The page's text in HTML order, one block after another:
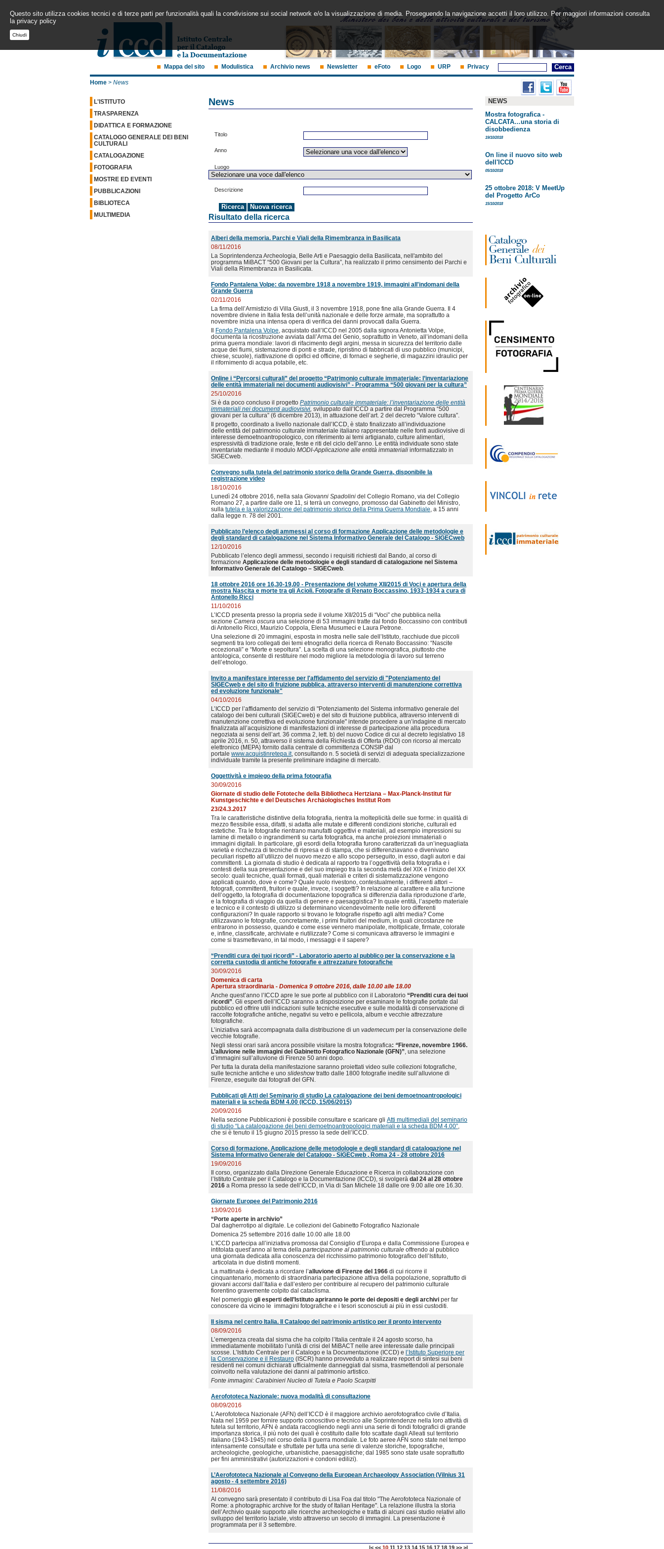
Questo sito utilizza cookies tecnici e di terze parti per funzionalità quali la condivisione sui social network e/o la visualizzazione di media. Proseguendo la navigazione accetti il loro utilizzo. Per maggiori informazioni consulta
la privacy policy
Chiudi
Mappa del sito Modulistica Archivio news Newsletter eFoto Logo URP Privacy
Home > News
L'ISTITUTO
TRASPARENZA
DIDATTICA E FORMAZIONE
CATALOGO GENERALE DEI BENI
CULTURALI
CATALOGAZIONE
FOTOGRAFIA
MOSTRE ED EVENTI
PUBBLICAZIONI
BIBLIOTECA
MULTIMEDIA
NEWS
Mostra fotografica -
CALCATA…una storia di
disobbedienza
19/10/2018
On line il nuovo sito web
dell'ICCD
05/10/2018
25 ottobre 2018: V MeetUp
del Progetto ArCo
15/10/2018
News
Titolo
Anno
Luogo
Descrizione
Risultato della ricerca
Alberi della memoria. Parchi e Viali della Rimembranza in Basilicata
08/11/2016
La Soprintendenza Archeologia, Belle Arti e Paesaggio della Basilicata, nell'ambito del
programma MiBACT “500 Giovani per la Cultura”, ha realizzato il primo censimento dei Parchi e
Viali della Rimembranza in Basilicata.
Fondo Pantalena Volpe: da novembre 1918 a novembre 1919, immagini all'indomani della
Grande Guerra
02/11/2016
La firma dell’Armistizio di Villa Giusti, il 3 novembre 1918, pone fine alla Grande Guerra. Il 4
novembre diviene in Italia festa dell’unità nazionale e delle forze armate, ma soprattutto a
novembre inizia una intensa opera di verifica dei danni provocati dalla Guerra.
Il Fondo Pantalena Volpe , acquistato dall’ICCD nel 2005 dalla signora Antonietta Volpe,
documenta la ricostruzione avviata dall’Arma del Genio, soprattutto in Veneto, all’indomani della
prima guerra mondiale: lavori di rifacimento degli argini, messa in sicurezza del territorio dalle
acque dei fiumi, sistemazione di ponti e strade, ripristino di fabbricati di uso pubblico (municipi,
chiese, scuole), riattivazione di opifici ed officine, di fornaci e segherie, di magazzini idraulici per
il rifornimento di acqua potabile, etc.
Online i “Percorsi culturali” del progetto “Patrimonio culturale immateriale: l’inventariazione
delle entità immateriali nei documenti audiovisivi” - Programma “500 giovani per la cultura”
25/10/2016
Si è da poco concluso il progetto Patrimonio culturale immateriale: l’inventariazione delle entità
immateriali nei documenti audiovisivi sviluppato dall’ICCD a partire dal Programma “500
giovani per la cultura” (6 dicembre 2013), in attuazione dell’art. 2 del decreto “Valore cultura”.
Il progetto, coordinato a livello nazionale dall’ICCD, è stato finalizzato all’individuazione
delle entità del patrimonio culturale immateriale italiano rappresentate nelle fonti audiovisive di
interesse demoetnoantropologico, con riferimento ai temi artigianato, culture alimentari,
espressività di tradizione orale, feste e riti del ciclo dell’anno. Le entità individuate sono state
inventariate mediante il modulo MODI-Applicazione alle entità immateriali informatizzato in
SIGECweb.
Convegno sulla tutela del patrimonio storico della Grande Guerra, disponibile la
registrazione video
18/10/2016
Lunedì 24 ottobre 2016, nella sala Giovanni Spadolini del Collegio Romano, via del Collegio
Romano 27, a partire dalle ore 11, si terrà un convegno, promosso dal Gabinetto del Ministro,
sulla tutela e la valorizzazione del patrimonio storico della Prima Guerra Mondiale , a 15 anni
dalla legge n. 78 del 2001.
Pubblicato l’elenco degli ammessi al corso di formazione Applicazione delle metodologie e
degli standard di catalogazione nel Sistema Informativo Generale del Catalogo - SIGECweb
12/10/2016
Pubblicato l’elenco degli ammessi, secondo i requisiti richiesti dal Bando, al corso di
formazione Applicazione delle metodologie e degli standard di catalogazione nel Sistema
Informativo Generale del Catalogo – SIGECweb
18 ottobre 2016 ore 16,30-19,00 - Presentazione del volume XII/2015 di Voci e apertura della
mostra Nascita e morte tra gli Acioli. Fotografie di Renato Boccassino, 1933-1934 a cura di
Antonello Ricci
11/10/2016
L’ICCD presenta presso la propria sede il volume XII/2015 di “Voci” che pubblica nella
sezione Camera oscura una selezione di 53 immagini tratte dal fondo Boccassino con contributi
di Antonello Ricci, Maurizio Coppola, Elena Musumeci e Laura Petrone.
Una selezione di 20 immagini, esposta in mostra nelle sale dell’Istituto, racchiude due piccoli
segmenti tra loro collegati dei temi etnografici della ricerca di Renato Boccassino: “Nascite
eccezionali” e “Morte e sepoltura”. La scelta di una selezione monografica, piuttosto che
antologica, consente di restituire nel modo migliore la metodologia di lavoro sul terreno
dell’etnologo.
Invito a manifestare interesse per l'affidamento del servizio di "Potenziamento del
SIGECweb e del sito di fruizione pubblica, attraverso interventi di manutenzione correttiva
ed evoluzione funzionale"
04/10/2016
L’ICCD per l’affidamento del servizio di "Potenziamento del Sistema informativo generale del
catalogo dei beni culturali (SIGECweb) e del sito di fruizione pubblica, attraverso interventi di
manutenzione correttiva ed evoluzione funzionale" intende procedere a un’indagine di mercato
finalizzata all’acquisizione di manifestazioni di interesse di partecipazione alla procedura
negoziata ai sensi dell’art. 36 comma 2, lett. b) del nuovo Codice di cui al decreto legislativo 18
aprile 2016, n. 50, attraverso il sistema della Richiesta di Offerta (RDO) con ricorso al mercato
elettronico (MEPA) fornito dalla centrale di committenza CONSIP dal
portale www.acquistinretepa.it, consultando n. 5 società di servizi di adeguata specializzazione
individuate tramite la presente preliminare indagine di mercato.
Oggettività e impiego della prima fotografia
30/09/2016
Giornate di studio delle Fototeche della Bibliotheca Hertziana – Max-Planck-Institut für
Kunstgeschichte e del Deutsches Archäologisches Institut Rom
23/24.3.2017
Tra le caratteristiche distintive della fotografia, rientra la molteplicità delle sue forme: in qualità di
mezzo flessibile essa, difatti, si adatta alle mutate e differenti condizioni storiche, culturali ed
estetiche. Tra le fotografie rientrano manufatti oggettivi e materiali, ad esempio impressioni su
lamine di metallo o ingrandimenti su carta fotografica, ma anche proiezioni immateriali o
immagini digitali. In particolare, gli esordi della fotografia furono caratterizzati da un’ineguagliata
varietà e ricchezza di tecniche di ripresa e di stampa, che si differenziavano e divenivano
peculiari rispetto all’utilizzo del nuovo mezzo e allo scopo perseguito, in esso, dagli autori e dai
committenti. La giornata di studio è dedicata al rapporto tra l’oggettività della fotografia e i
contesti della sua presentazione e del suo impiego tra la seconda metà del XIX e l’inizio del XX
secolo: quali tecniche, quali formati, quali materiali e criteri di sistematizzazione vengono
applicati quando, dove e come? Quale ruolo rivestono, contestualmente, i differenti attori –
fotografi, committenti, fruitori e quale, invece, i soggetti? In relazione al carattere e alla funzione
dell’oggetto, la fotografia di documentazione topografica si differenzia dalla riproduzione d’arte,
e la fotografia di viaggio da quella di genere e paesaggistica? In quale entità, l’aspetto materiale
e tecnico e il contesto di utilizzo si determinano vicendevolmente nelle loro differenti
configurazioni? In quale rapporto si trovano le fotografie rispetto agli altri media? Come
utilizzavano le fotografie, concretamente, i primi fruitori del medium, in quali circostanze ne
entrarono in possesso, quando e come esse vennero manipolate, moltiplicate, firmate, colorate
e, infine, classificate, archiviate e riutilizzate? Come si comunicava attraverso le immagini e
come si trasmettevano, in tal modo, i messaggi e il sapere?
“Prenditi cura dei tuoi ricordi” - Laboratorio aperto al pubblico per la conservazione e la
corretta custodia di antiche fotografie e attrezzature fotografiche
30/09/2016
Domenica di carta
Apertura straordinaria - Domenica 9 ottobre 2016, dalle 10.00 alle 18.00
Anche quest’anno l’ICCD apre le sue porte al pubblico con il Laboratorio “Prenditi cura dei tuoi
ricordi” . Gli esperti dell’ICCD saranno a disposizione per esaminare le fotografie portate dal
pubblico ed offrire utili indicazioni sulle tecniche esecutive e sulle modalità di conservazione di
raccolte fotografiche antiche, negativi su vetro e pellicola, album e vecchie attrezzature
fotografiche.
L’iniziativa sarà accompagnata dalla distribuzione di un vademecum per la conservazione delle
vecchie fotografie.
Negli stessi orari sarà ancora possibile visitare la mostra fotografica: “Firenze, novembre 1966.
L’alluvione nelle immagini del Gabinetto Fotografico Nazionale (GFN)” , una selezione
d’immagini sull’alluvione di Firenze 50 anni dopo.
Per tutta la durata della manifestazione saranno proiettati video sulle collezioni fotografiche,
sulle tecniche antiche e uno slideshow tratto dalle 1800 fotografie inedite sull’alluvione di
Firenze, eseguite dai fotografi del GFN.
Pubblicati gli Atti del Seminario di studio La catalogazione dei beni demoetnoantropologici
materiali e la scheda BDM 4.00 (ICCD, 15/06/2015)
20/09/2016
Nella sezione Pubblicazioni è possibile consultare e scaricare gli Atti multimediali del seminario
di studio “La catalogazione dei beni demoetnoantropologici materiali e la scheda BDM 4.00”
che si è tenuto il 15 giugno 2015 presso la sede dell’ICCD.
Corso di formazione. Applicazione delle metodologie e degli standard di catalogazione nel
Sistema Informativo Generale del Catalogo - SIGECweb , Roma 24 - 28 ottobre 2016
19/09/2016
Il corso, organizzato dalla Direzione Generale Educazione e Ricerca in collaborazione con
l’Istituto Centrale per il Catalogo e la Documentazione (ICCD), si svolgerà dal 24 al 28 ottobre
2016 a Roma presso la sede dell’ICCD, in Via di San Michele 18 dalle ore 9.00 alle ore 16.30.
Giornate Europee del Patrimonio 2016
13/09/2016
“Porte aperte in archivio”
Dal dagherrotipo al digitale.
Le collezioni del Gabinetto Fotografico Nazionale
Domenica 25 settembre 2016 dalle 10.00 alle 18.00
L’ICCD partecipa all’iniziativa promossa dal Consiglio d’Europa e dalla Commissione Europea e
intitolata quest’anno al tema della partecipazione al patrimonio culturale offrendo al pubblico
una giornata dedicata alla conoscenza del ricchissimo patrimonio fotografico dell’Istituto,
articolata in due distinti momenti.
La mattinata è dedicata a ricordare l’alluvione di Firenze del 1966 di cui ricorre il
cinquantenario, momento di straordinaria partecipazione attiva della popolazione, soprattutto di
giovani accorsi dall’Italia e dall’estero per contribuire al recupero del patrimonio culturale
fiorentino gravemente colpito dal cataclisma.
Nel pomeriggio gli esperti dell’Istituto apriranno le porte dei depositi e degli archivi per far
conoscere da vicino le immagini fotografiche e i tesori sconosciuti ai più in essi custoditi.
Il sisma nel centro Italia. Il Catalogo del patrimonio artistico per il pronto intervento
08/09/2016
L’emergenza creata dal sisma che ha colpito l’Italia centrale il 24 agosto scorso, ha
immediatamente mobilitato l’unità di crisi del MiBACT nelle aree interessate dalle principali
scosse. L’Istituto Centrale per il Catalogo e la Documentazione (ICCD) e l’Istituto Superiore per
la Conservazione e il Restauro (ISCR) hanno provveduto a realizzare report di sintesi sui beni
residenti nei comuni dichiarati ufficialmente danneggiati dal sisma, trasmettendoli al personale
coinvolto nella valutazione dei danni al patrimonio artistico.
Fonte immagini: Carabinieri Nucleo di Tutela e Paolo Scarpitti
Aerofototeca Nazionale: nuova modalità di consultazione
08/09/2016
L’Aerofototeca Nazionale (AFN) dell’ICCD è il maggiore archivio aerofotografico civile d’Italia.
Nata nel 1959 per fornire supporto conoscitivo e tecnico alle Soprintendenze nella loro attività di
tutela sul territorio, AFN è andata raccogliendo negli anni una serie di fondi fotografici di grande
importanza storica, il più noto dei quali è costituito dalle foto scattate dagli Alleati sul territorio
italiano (1943-1945) nel corso della II guerra mondiale. Le foto aeree AFN sono state nel tempo
intensamente consultate e sfruttate per tutta una serie di valenze storiche, topografiche,
archeologiche, geologiche, urbanistiche, paesaggistiche; dal 1985 sono state usate soprattutto
per fini amministrativi (autorizzazioni e condoni edilizi).
L’Aerofototeca Nazionale al Convegno della European Archaeology Association (Vilnius 31
agosto - 4 settembre 2016)
11/08/2016
Al convegno sarà presentato il contributo di Lisa Foa dal titolo "The Aerofototeca Nazionale of
Rome: a photographic archive for the study of Italian Heritage". La relazione illustra la storia
dell’Archivio quale supporto alle ricerche archeologiche e tratta di alcuni casi studio relativi allo
sviluppo del territorio laziale, visto attraverso un secolo di immagini. La presentazione è
programmata per il 3 settembre.
|< << 10 11 12 13 14 15 16 17 18 19 >> >|